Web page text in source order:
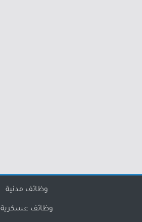
وظائف مدنية
وظائف عسكرية